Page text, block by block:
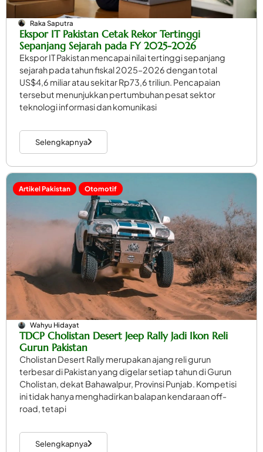
Raka Saputra
Ekspor IT Pakistan Cetak Rekor Tertinggi
Sepanjang Sejarah pada FY 2025-2026
Ekspor IT Pakistan mencapai nilai tertinggi sepanjang
sejarah pada tahun fiskal 2025–2026 dengan total
US$4,6 miliar atau sekitar Rp73,6 triliun. Pencapaian
tersebut menunjukkan pertumbuhan pesat sektor
teknologi informasi dan komunikasi
Selengkapnya
Artikel Pakistan Otomotif
Wahyu Hidayat
TDCP Cholistan Desert Jeep Rally Jadi Ikon Reli
Gurun Pakistan
Cholistan Desert Rally merupakan ajang reli gurun
terbesar di Pakistan yang digelar setiap tahun di Gurun
Cholistan, dekat Bahawalpur, Provinsi Punjab. Kompetisi
ini tidak hanya menghadirkan balapan kendaraan off-
road, tetapi
Selengkapnya